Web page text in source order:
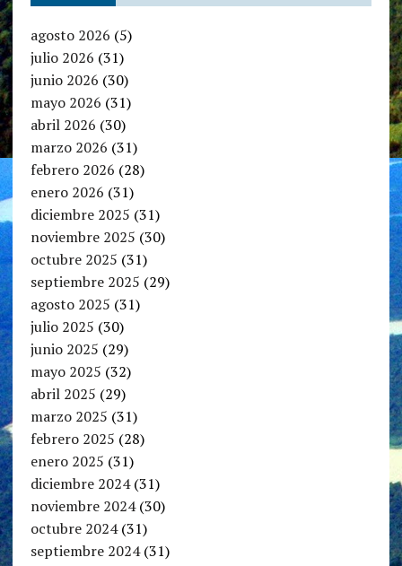
agosto 2026 (5)
julio 2026 (31)
junio 2026 (30)
mayo 2026 (31)
abril 2026 (30)
marzo 2026 (31)
febrero 2026 (28)
enero 2026 (31)
diciembre 2025 (31)
noviembre 2025 (30)
octubre 2025 (31)
septiembre 2025 (29)
agosto 2025 (31)
julio 2025 (30)
junio 2025 (29)
mayo 2025 (32)
abril 2025 (29)
marzo 2025 (31)
febrero 2025 (28)
enero 2025 (31)
diciembre 2024(31)
noviembre 2024(30)
octubre 2024(31)
septiembre 2024(31)